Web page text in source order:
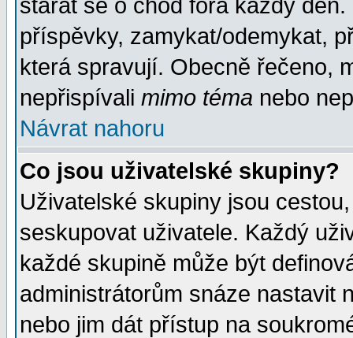
starat se o chod fóra každý
příspěvky, zamykat/odemykat,
která spravují. Obecně řečeno,
nepřispívali mimo téma nebo
Návrat nahoru
Co jsou uživatelské skupiny?
Uživatelské skupiny jsou
seskupovat uživatele. Každý
každé skupině může být
administrátorům snáze nastavit
nebo jim dát přístup na